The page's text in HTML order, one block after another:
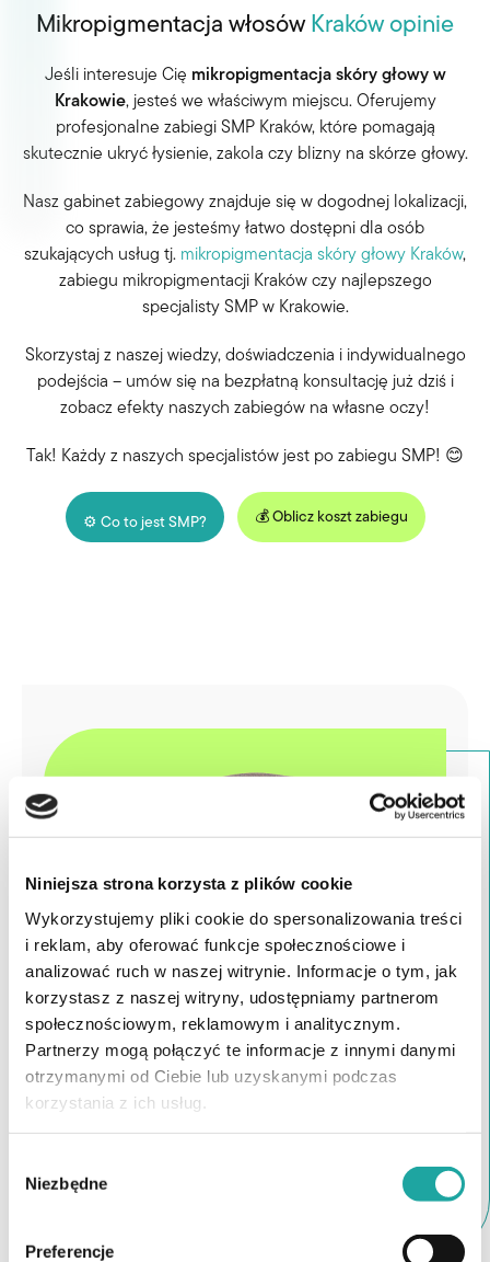
Niniejsza strona korzysta z plików cookie
Wykorzystujemy pliki cookie do spersonalizowania treści
i reklam, aby oferować funkcje społecznościowe i
analizować ruch w naszej witrynie. Informacje o tym, jak
korzystasz z naszej witryny, udostępniamy partnerom
społecznościowym, reklamowym i analitycznym.
Partnerzy mogą połączyć te informacje z innymi danymi
otrzymanymi od Ciebie lub uzyskanymi podczas
korzystania z ich usług.
zgody
Niezbędne
Preferencje
Mikropigmentacja włosów Kraków opinie
Jeśli interesuje Cię mikropigmentacja skóry głowy w
Krakowie, jesteś we właściwym miejscu. Oferujemy
profesjonalne zabiegi SMP Kraków, które pomagają
skutecznie ukryć łysienie, zakola czy blizny na skórze głowy.
Nasz gabinet zabiegowy znajduje się w dogodnej lokalizacji,
co sprawia, że jesteśmy łatwo dostępni dla osób
szukających usług tj. mikropigmentacja skóry głowy Kraków,
zabiegu mikropigmentacji Krakówczy najlepszego
specjalisty SMP w Krakowie.
Skorzystaj z naszej wiedzy, doświadczenia i indywidualnego
podejścia – umów się na bezpłatną konsultację już dziś i
zobacz efekty naszych zabiegów na własne oczy!
Tak! Każdy z naszych specjalistów jest po zabiegu SMP! 😊
⚙️ Co to jest SMP? 💰 Oblicz koszt zabiegu